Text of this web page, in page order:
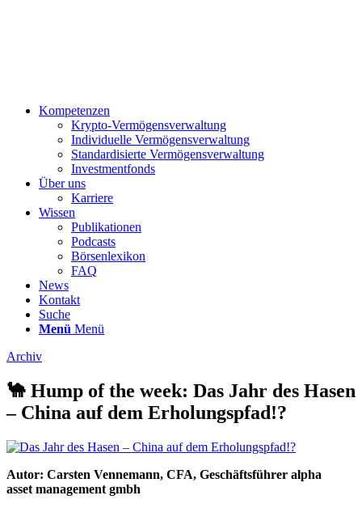
Kompetenzen
Krypto-Vermögensverwaltung
Individuelle Vermögensverwaltung
Standardisierte Vermögensverwaltung
Investmentfonds
Über uns
Karriere
Wissen
Publikationen
Podcasts
Börsenlexikon
FAQ
News
Kontakt
Suche
Menü Menü
Archiv
🐪 Hump of the week: Das Jahr des Hasen
– China auf dem Erholungspfad!?
Autor: Carsten Vennemann, CFA, Geschäftsführer alpha
asset management gmbh